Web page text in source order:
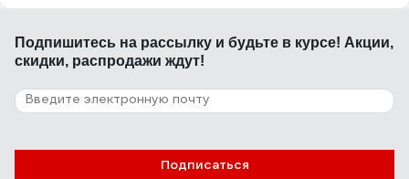
Подпишитесь на рассылку и будьте в курсе! Акции,
скидки, распродажи ждут!
Подписаться